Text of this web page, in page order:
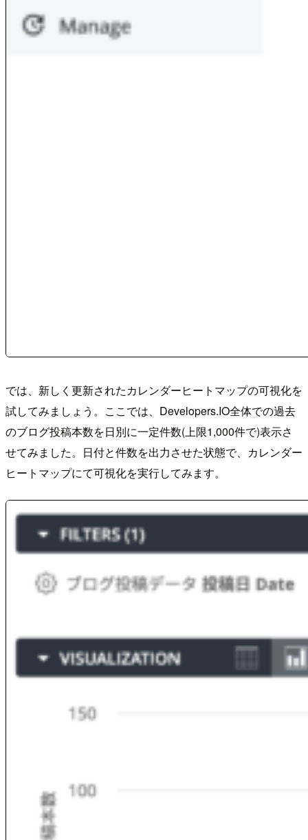
では、新しく更新されたカレンダーヒートマップの可視化を
試してみましょう。ここでは、Developers.IO全体での過去
のブログ投稿本数を日別に一定件数(上限1,000件で)表示さ
せてみました。日付と件数を出力させた状態で、カレンダー
ヒートマップにて可視化を実行してみます。